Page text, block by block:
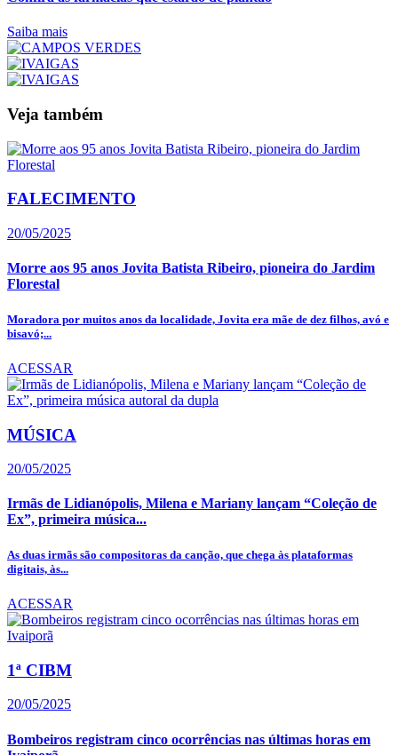
Saiba mais
Veja também
FALECIMENTO
20/05/2025
Morre aos 95 anos Jovita Batista Ribeiro, pioneira do Jardim
Florestal
Moradora por muitos anos da localidade, Jovita era mãe de dez filhos, avó e
bisavó;...
ACESSAR
MÚSICA
20/05/2025
Irmãs de Lidianópolis, Milena e Mariany lançam “Coleção de
Ex”, primeira música...
As duas irmãs são compositoras da canção, que chega às plataformas
digitais, às...
ACESSAR
1ª CIBM
20/05/2025
Bombeiros registram cinco ocorrências nas últimas horas em